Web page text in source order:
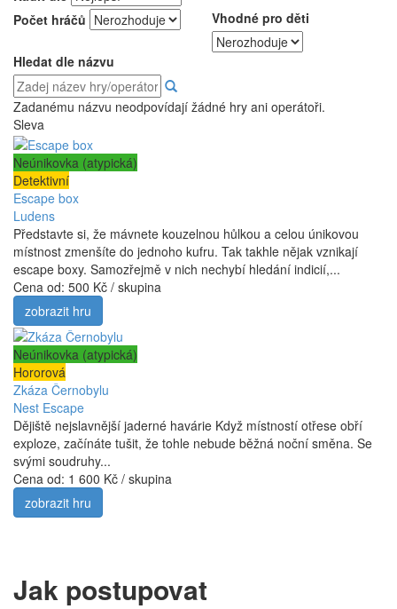
Počet hráčů
Vhodné pro děti
Hledat dle názvu
Zadanému názvu neodpovídají žádné hry ani operátoři.
Sleva
Neúnikovka (atypická)
Detektivní
Escape box
Ludens
Představte si, že mávnete kouzelnou hůlkou a celou únikovou
místnost zmenšíte do jednoho kufru. Tak takhle nějak vznikají
escape boxy. Samozřejmě v nich nechybí hledání indicií,...
Cena od: 500 Kč / skupina
zobrazit hru
Neúnikovka (atypická)
Hororová
Zkáza Černobylu
Nest Escape
Dějiště nejslavnější jaderné havárie Když místností otřese obří
exploze, začínáte tušit, že tohle nebude běžná noční směna. Se
svými soudruhy...
Cena od: 1 600 Kč / skupina
zobrazit hru
Jak postupovat